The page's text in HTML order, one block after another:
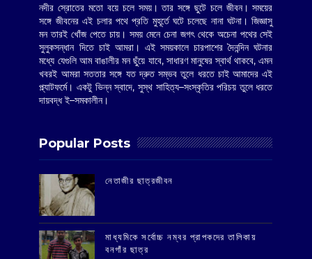
নদীর স্রোতের মতো বয়ে চলে সময়। তার সঙ্গে ছুটে চলে জীবন। সময়ের
সঙ্গে জীবনের এই চলার পথে প্রতি মুহূর্তে ঘটে চলেছে নানা ঘটনা। জিজ্ঞাসু
মন তারই খোঁজ পেতে চায়। সময় মেনে চেনা জগৎ থেকে অচেনা পথের সেই
সুলুকসন্ধান দিতে চাই আমরা। এই সময়কালে চারপাশের দৈনন্দিন ঘটনার
মধ্যে যেগুলি আম বাঙালীর মন ছুঁয়ে যাবে, সাধারণ মানুষের স্বার্থ থাকবে, এমন
খবরই আমরা সততার সঙ্গে যত দ্রুত সম্ভব তুলে ধরতে চাই আমাদের এই
প্ল্যাটফর্মে। একটু ভিন্ন স্বাদে, সুস্থ সাহিত্য–সংস্কৃতির পরিচয় তুলে ধরতে
দায়বদ্ধ ই–সমকালীন।
Popular Posts
‌নেতাজীর ছাত্রজীবন
মাধ্যমিকে সর্বোচ্চ নম্বর প্রাপকদের তালিকায়
বনগাঁর ছাত্র